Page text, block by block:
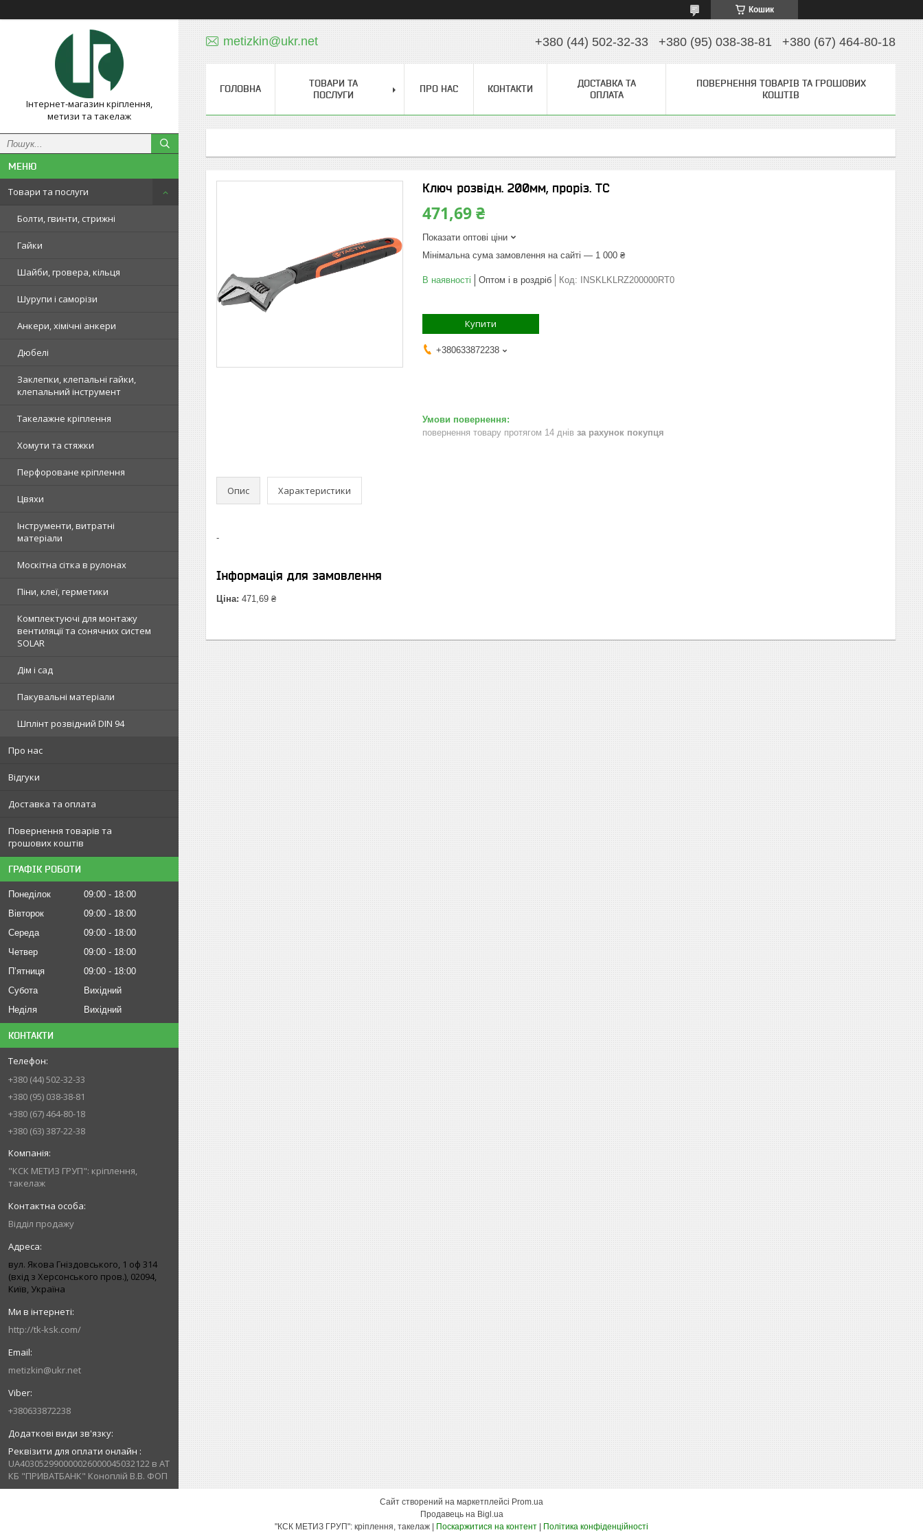
Кошик
Інтернет-магазин кріплення,
метизи та такелаж
Товари та послуги
Болти, гвинти, стрижні
Гайки
Шайби, гровера, кільця
Шурупи і саморізи
Анкери, хімічні анкери
Дюбелі
Заклепки, клепальні гайки,
клепальний інструмент
Такелажне кріплення
Хомути та стяжки
Перфороване кріплення
Цвяхи
Інструменти, витратні
матеріали
Москітна сітка в рулонах
Піни, клеї, герметики
Комплектуючі для монтажу
вентиляції та сонячних систем
SOLAR
Дім і сад
Пакувальні матеріали
Шплінт розвідний DIN 94
Про нас
Відгуки
Доставка та оплата
Повернення товарів та
грошових коштів
ГРАФІК РОБОТИ
Понеділок 09:00
18:00
Вівторок
09:00
18:00
Середа
09:00
18:00
Четвер
09:00
18:00
Пʼятниця
09:00
18:00
Субота
Вихідний
Неділя
Вихідний
КОНТАКТИ
+380 (44) 502-32-33
+380 (95) 038-38-81
+380 (67) 464-80-18
+380 (63) 387-22-38
"КСК МЕТИЗ ГРУП": кріплення,
такелаж
Відділ продажу
вул. Якова Гніздовського, 1 оф 314
(вхід з Херсонського пров.), 02094,
Київ, Україна
http://tk-ksk.com/
metizkin@ukr.net
+380633872238
Реквізити для оплати онлайн
UA403052990000026000045032122 в АТ
КБ "ПРИВАТБАНК" Коноплій В.В. ФОП
metizkin@ukr.net +380 (44) 502-32-33 +380 (95) 038-38-81 +380 (67) 464-80-18
ГОЛОВНА
ТОВАРИ ТА
ПОСЛУГИ
ПРО НАС КОНТАКТИ
ДОСТАВКА ТА
ОПЛАТА
ПОВЕРНЕННЯ ТОВАРІВ ТА ГРОШОВИХ
КОШТІВ
Ключ розвідн. 200мм, проріз. TC
471,69 ₴
Показати оптові ціни
Мінімальна сума замовлення на сайті — 1 000 ₴
В наявності Оптом і в роздріб Код: INSKLKLRZ200000RT0
Купити
+380633872238
повернення товару протягом 14 днів за рахунок покупця
Опис Характеристики
-
Інформація для замовлення
Ціна: 471,69 ₴
Сайт створений на маркетплейсі Prom.ua
Продавець на Bigl.ua
Поскаржитися на контент Політика конфіденційності